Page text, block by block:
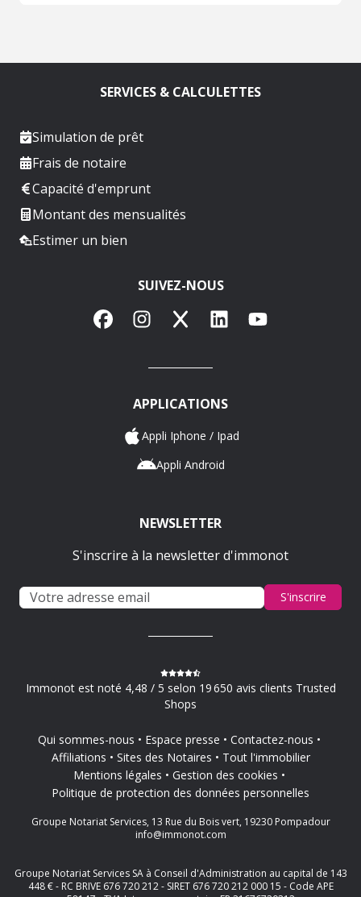
SERVICES & CALCULETTES
Simulation de prêt
Frais de notaire
Capacité d'emprunt
Montant des mensualités
Estimer un bien
SUIVEZ-NOUS
FacebookInstagram
X LinkedInYouTube
APPLICATIONS
Appli Iphone / Ipad
Appli Android
NEWSLETTER
S'inscrire à la newsletter d'immonot
S'inscrire
Immonot est noté 4,48 / 5 selon 19 650 avis clients Trusted
Shops
Qui sommes-nous Espace presse
Contactez-nous
Affiliations
Sites des Notaires
Tout l'immobilier
Mentions légales
Gestion des cookies
Politique de protection des données personnelles
Groupe Notariat Services, 13 Rue du Bois vert, 19230 Pompadour
info@immonot.com
Groupe Notariat Services SA à Conseil d'Administration au capital de 143
448 € - RC BRIVE 676 720 212 - SIRET 676 720 212 000 15 - Code APE